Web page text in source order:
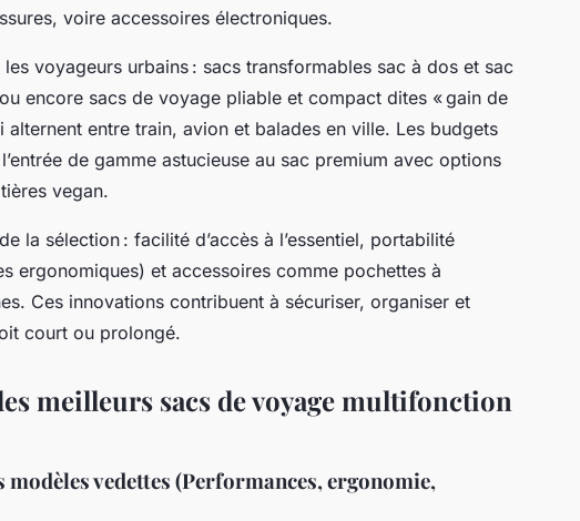
voire accessoires électroniques.
les voyageurs urbains : sacs transformables sac à dos et sac
encore sacs de voyage pliable et compact dites « gain de
alternent entre train, avion et balades en ville. Les budgets
de gamme astucieuse au sac premium avec options
vegan.
la sélection : facilité d’accès à l’essentiel, portabilité
ergonomiques) et accessoires comme pochettes à
Ces innovations contribuent à sécuriser, organiser et
court ou prolongé.
meilleurs sacs de voyage multifonction
modèles vedettes (Performances, ergonomie,